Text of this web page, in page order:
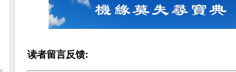
读者留言反馈: